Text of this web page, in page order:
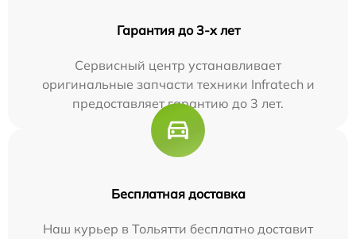
Гарантия до 3-х лет
Сервисный центр устанавливает
оригинальные запчасти техники Infratech и
предоставляет гарантию до 3 лет.
Бесплатная доставка
Наш курьер в Тольятти бесплатно доставит